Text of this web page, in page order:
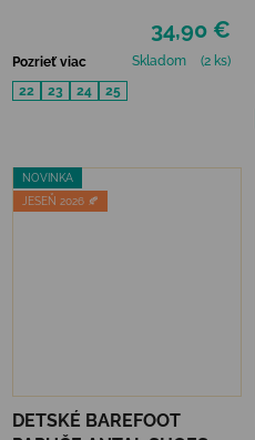
34,90 €
Pozrieť viac Skladom
(2 ks)
22
23 24 25
NOVINKA
JESEŇ 2026 🍂
DETSKÉ BAREFOOT